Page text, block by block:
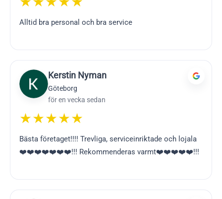
Alltid bra personal och bra service
Kerstin Nyman
Göteborg
för en vecka sedan
★★★★★
Bästa företaget!!!! Trevliga, serviceinriktade och lojala
❤️❤️❤️❤️❤️❤️❤️!!! Rekommenderas varmt❤️❤️❤️❤️❤️!!!